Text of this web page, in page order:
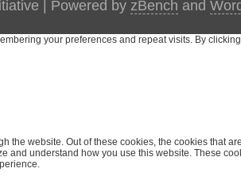
| Powered by zBench and
your preferences and repeat visits. By
website. Out of these cookies, the cookies that
and understand how you use this website. These